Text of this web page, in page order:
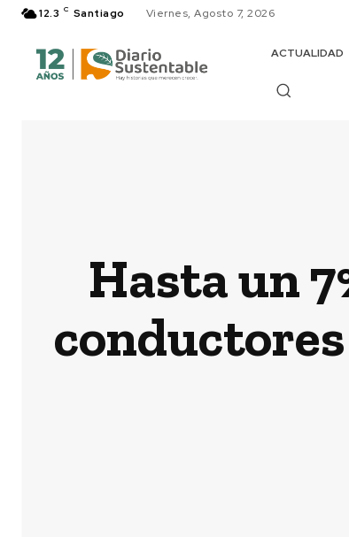
12.3 C Santiago Viernes, Agosto 7, 2026
ACTUALIDAD
Hasta un